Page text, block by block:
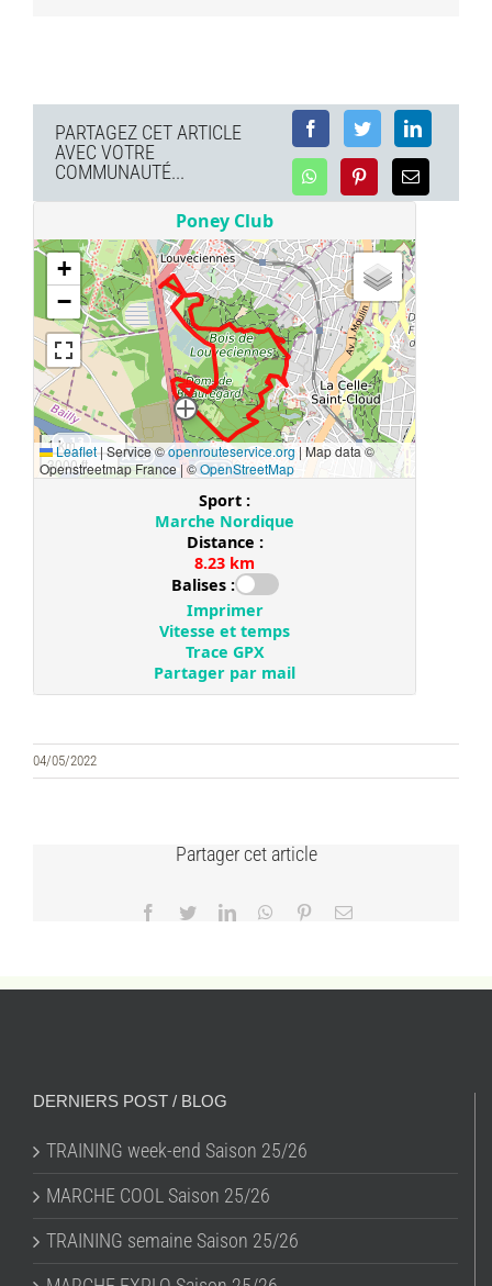
PARTAGEZ CET ARTICLE
AVEC VOTRE
COMMUNAUTÉ...
04/05/2022
Partager cet article
Facebook
TwitterLinkedInWhatsApp
PinterestEmail
DERNIERS POST / BLOG
TRAINING week-end Saison 25/26
MARCHE COOL Saison 25/26
TRAINING semaine Saison 25/26